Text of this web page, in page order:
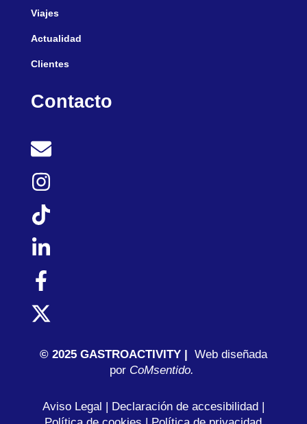
Viajes
Actualidad
Clientes
Contacto
© 2025 GASTROACTIVITY | Web diseñada
porCoMsentido.
Aviso Legal | Declaración de accesibilidad|